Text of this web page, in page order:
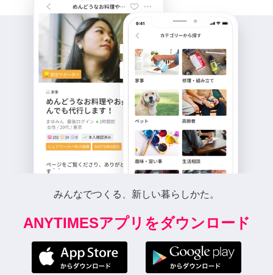
みんなでつくる、新しい暮らしかた。
ANYTIMESアプリをダウンロード